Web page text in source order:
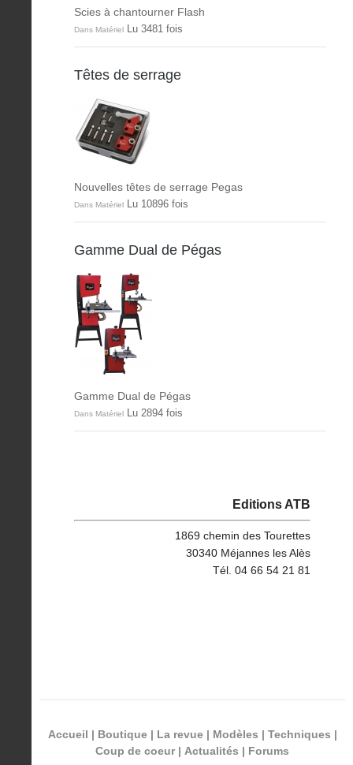
Scies à chantourner Flash
Dans Matériel Lu 3481 fois
Têtes de serrage
Nouvelles têtes de serrage Pegas
Dans Matériel Lu 10896 fois
Gamme Dual de Pégas
Gamme Dual de Pégas
Dans Matériel Lu 2894 fois
Editions ATB
1869 chemin des Tourettes
30340 Méjannes les Alès
Tél. 04 66 54 21 81
Accueil | Boutique | La revue | Modèles | Techniques |
Coup de coeur | Actualités | Forums